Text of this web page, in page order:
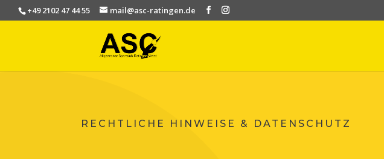
+49 2102 47 44 55 mail@asc-ratingen.de
RECHTLICHE HINWEISE & DATENSCHUTZ